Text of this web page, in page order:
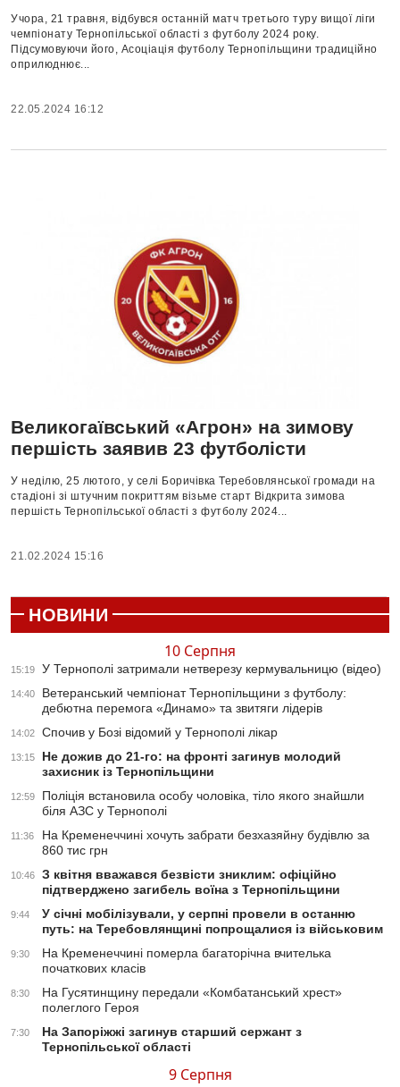
Учора, 21 травня, відбувся останній матч третього туру вищої ліги
чемпіонату Тернопільської області з футболу 2024 року.
Підсумовуючи його, Асоціація футболу Тернопільщини традиційно
оприлюднює...
22.05.2024 16:12
Великогаївський «Агрон» на зимову
першість заявив 23 футболісти
У неділю, 25 лютого, у селі Боричівка Теребовлянської громади на
стадіоні зі штучним покриттям візьме старт Відкрита зимова
першість Тернопільської області з футболу 2024...
21.02.2024 15:16
НОВИНИ
10 Серпня
15:19 У Тернополі затримали нетверезу кермувальницю (відео)
14:40
Ветеранський чемпіонат Тернопільщини з футболу:
дебютна перемога «Динамо» та звитяги лідерів
14:02 Спочив у Бозі відомий у Тернополі лікар
13:15
Не дожив до 21-го: на фронті загинув молодий
захисник із Тернопільщини
12:59
Поліція встановила особу чоловіка, тіло якого знайшли
біля АЗС у Тернополі
11:36
На Кременеччині хочуть забрати безхазяйну будівлю за
860 тис грн
10:46
З квітня вважався безвісти зниклим: офіційно
підтверджено загибель воїна з Тернопільщини
9:44
У січні мобілізували, у серпні провели в останню
путь: на Теребовлянщині попрощалися із військовим
9:30
На Кременеччині померла багаторічна вчителька
початкових класів
8:30
На Гусятинщину передали «Комбатанський хрест»
полеглого Героя
7:30
На Запоріжжі загинув старший сержант з
Тернопільської області
9 Серпня